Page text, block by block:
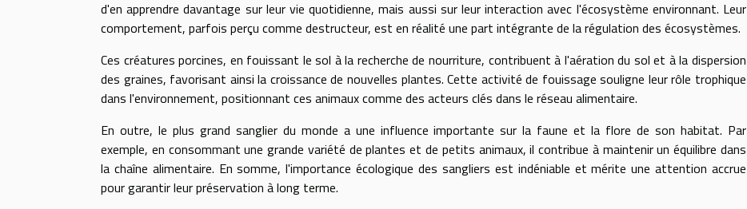
d'en apprendre davantage sur leur vie quotidienne, mais aussi sur leur interaction avec l'écosystème environnant. Leur
comportement, parfois perçu comme destructeur, est en réalité une part intégrante de la régulation des écosystèmes.
Ces créatures porcines, en fouissant le sol à la recherche de nourriture, contribuent à l'aération du sol et à la dispersion
des graines, favorisant ainsi la croissance de nouvelles plantes. Cette activité de fouissage souligne leur rôle trophique
dans l'environnement, positionnant ces animaux comme des acteurs clés dans le réseau alimentaire.
En outre, le plus grand sanglier du monde a une influence importante sur la faune et la flore de son habitat. Par
exemple, en consommant une grande variété de plantes et de petits animaux, il contribue à maintenir un équilibre dans
la chaîne alimentaire. En somme, l'importance écologique des sangliers est indéniable et mérite une attention accrue
pour garantir leur préservation à long terme.